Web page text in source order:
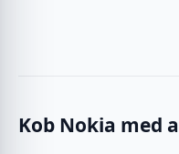
Kob Nokia med